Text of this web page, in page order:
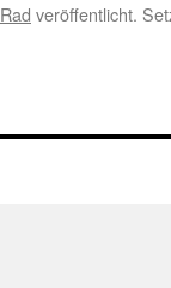
Rad veröffentlicht.